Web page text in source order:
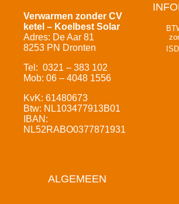
Verwarmen zonder CV
ketel – Koelbest Solar
Adres: De Aar 81
8253 PN Dronten
Tel: 0321 – 383 102
Mob: 06 – 4048 1556
KvK: 61480673
Btw: NL103477913B01
IBAN:
NL52RABO0377871931
ALGEMEEN